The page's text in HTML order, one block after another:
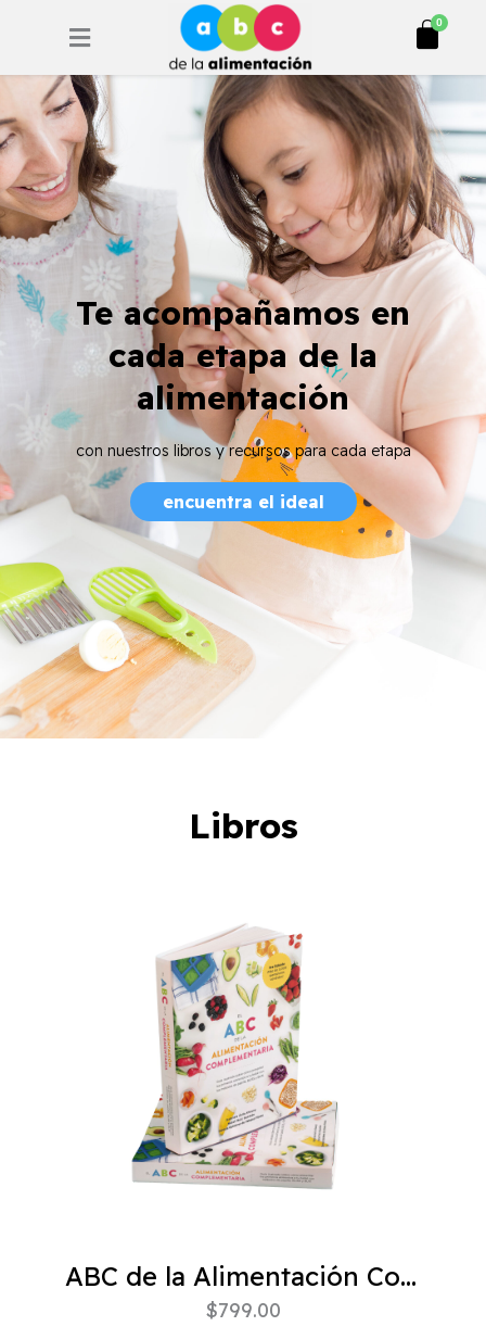
0
Cart
Te acompañamos en
cada etapa de la
alimentación
con nuestros libros y recursos para cada etapa
encuentra el ideal
Libros
ABC de la Alimentación Complementaria 4ta edición
$799.00